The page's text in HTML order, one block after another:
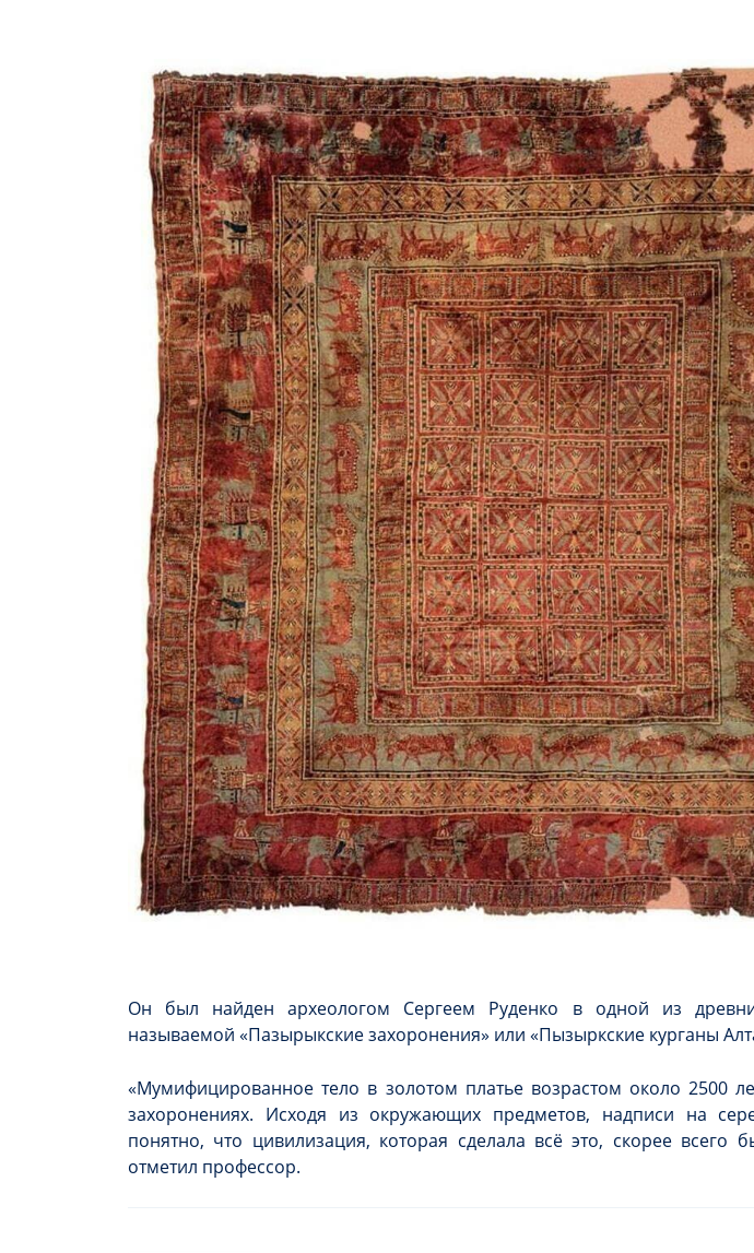
Он был найден археологом Сергеем Руденко в одной из
называемой «Пазырыкские захоронения» или «Пызыркские курганы
«Мумифицированное тело в золотом платье возрастом около 2500
захоронениях. Исходя из окружающих предметов, надписи на
понятно, что цивилизация, которая сделала всё это, скорее всего
отметил профессор.